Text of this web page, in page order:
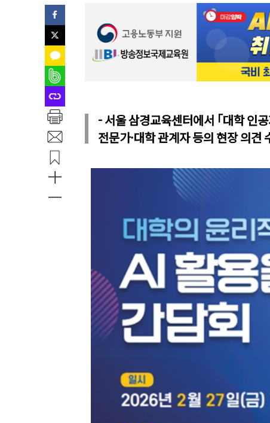
- 서울 삼경교육센터에서 ｢대학 인
전문가·대학 관계자 등의 현장 의견